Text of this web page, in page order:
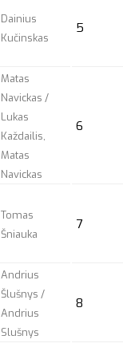
Dainius
Kučinskas
5
Matas
Navickas /
Lukas
Každailis,
Matas
Navickas
6
Tomas
Šniauka
7
Andrius
Šlušnys /
Andrius
Slušnys
8